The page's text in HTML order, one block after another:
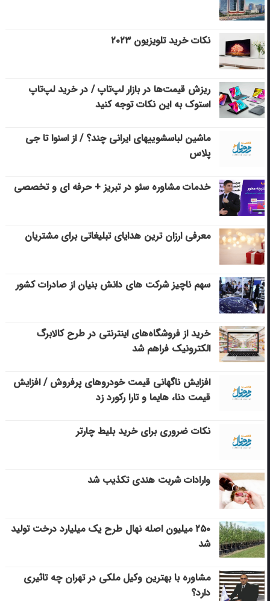
نکات خرید تلویزیون ۲۰۲۳
ریزش قیمت‌ها در بازار لپ‌تاپ / در خرید لپ‌تاپ
استوک به این نکات توجه کنید
ماشین لباسشویی‎های ایرانی چند؟ / از اسنوا تا جی
پلاس
خدمات مشاوره سئو در تبریز + حرفه ای و تخصصی
معرفی ارزان ترین هدایای تبلیغاتی برای مشتریان
سهم ناچیز شرکت های دانش بنیان از صادرات کشور
خرید از فروشگاه‌های اینترنتی در طرح کالابرگ
الکترونیک فراهم شد
افزایش ناگهانی قیمت خودروهای پرفروش / افزایش
قیمت دنا، هایما و تارا رکورد زد
نکات ضروری برای خرید بلیط چارتر
وارادات شربت هندی تکذیب شد
۲۵۰ میلیون اصله نهال طرح یک میلیارد درخت تولید
شد
مشاوره با بهترین وکیل ملکی در تهران چه تاثیری
دارد؟